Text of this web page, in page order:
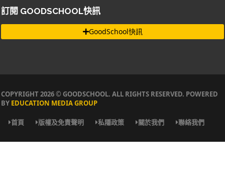
訂閱 GOODSCHOOL快訊
GoodSchool快訊
COPYRIGHT 2026 © GOODSCHOOL. ALL RIGHTS RESERVED. POWERED
BY EDUCATION MEDIA GROUP
首頁 版權及免責聲明 私隱政策 關於我們 聯絡我們